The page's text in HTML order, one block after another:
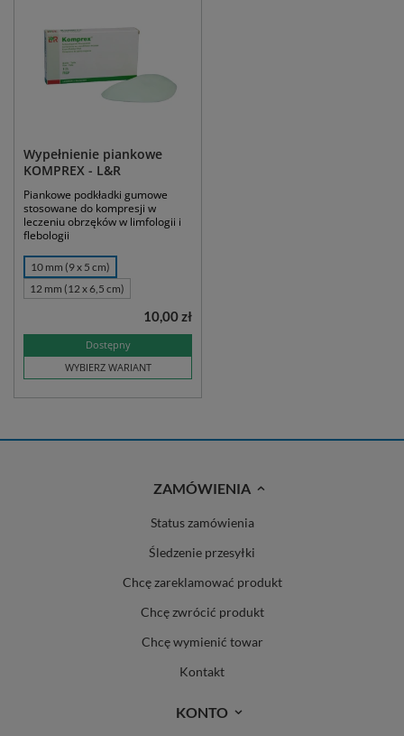
Wypełnienie piankowe
KOMPREX - L&R
Piankowe podkładki gumowe
stosowane do kompresji w
leczeniu obrzęków w limfologii i
flebologii
10 mm (9 x 5 cm)
12 mm (12 x 6,5 cm)
Dostępny
WYBIERZ WARIANT
10,00 zł
ZAMÓWIENIA
Status zamówienia
Śledzenie przesyłki
Chcę zareklamować produkt
Chcę zwrócić produkt
Chcę wymienić towar
Kontakt
KONTO